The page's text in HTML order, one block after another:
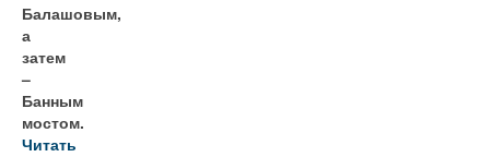
Балашовым,
а
затем
–
Банным
мостом.
Читать